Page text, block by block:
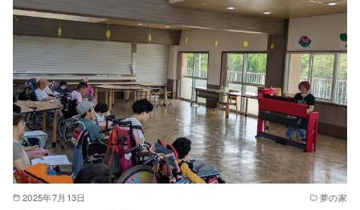
2025年7月13日 夢の家